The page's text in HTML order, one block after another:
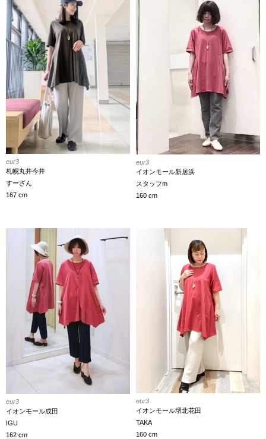
eur3
札幌丸井今井
すーざん
167 cm
eur3
イオンモール新居浜
スタッフm
160 cm
eur3
イオンモール成田
IGU
162 cm
eur3
イオンモール堺北花田
TAKA
160 cm